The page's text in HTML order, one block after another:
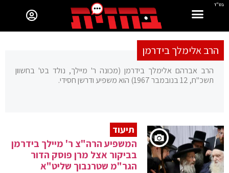
בס"ד
הרב אלימלך בידרמן
הרב אברהם אלימלך בידרמן (מכונה ר' מיילך, נולד בט' בחשוון
תשכ"ח, 12 בנובמבר 1967) הוא משפיע ודרשן חסידי.
תיעוד
המשפיע הרה"צ ר' מיילך בידרמן
בביקור אצל מרן פוסק הדור
הגר"מ שטרנבוך שליט"א